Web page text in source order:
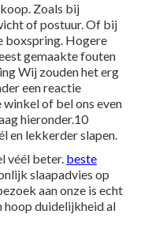
Zoals bij
of postuur. Of bij
boxspring. Hogere
gemaakte fouten
Wij zouden het erg
een reactie
of bel ons even
hieronder.10
en lekkerder slapen.
véél beter. beste
slaapadvies op
aan onze is echt
hoop duidelijkheid al